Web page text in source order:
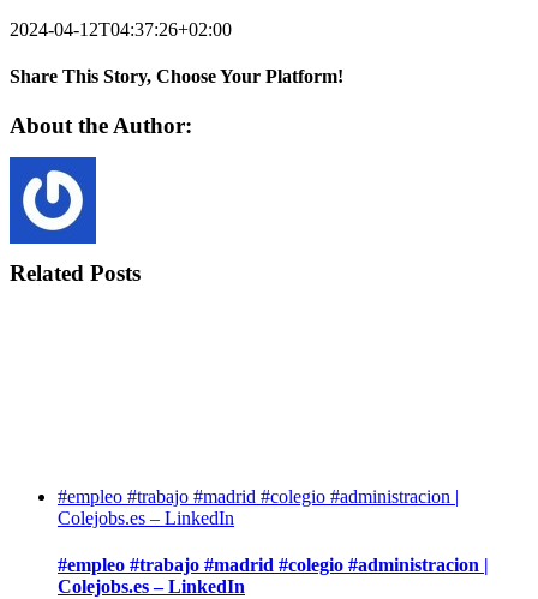
2024-04-12T04:37:26+02:00
Share This Story, Choose Your Platform!
Facebook
Twitter
LinkedIn
Reddit
WhatsApp
Tumblr
Pinterest
Vk
Xing
Email
About the Author:
Related Posts
#empleo #trabajo #madrid #colegio #administracion |
Colejobs.es – LinkedIn
#empleo #trabajo #madrid #colegio #administracion |
Colejobs.es – LinkedIn